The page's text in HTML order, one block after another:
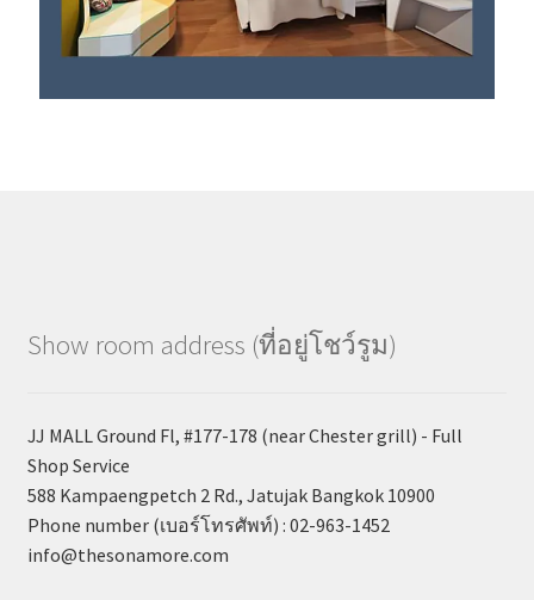
Show room address (ที่อยู่โชว์รูม)
JJ MALL Ground Fl, #177-178 (near Chester grill) - Full
Shop Service
588 Kampaengpetch 2 Rd., Jatujak Bangkok 10900
Phone number (เบอร์โทรศัพท์) : 02-963-1452
info@thesonamore.com